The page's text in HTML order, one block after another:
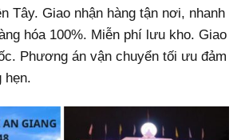
Tây. Giao nhận hàng tận nơi, nhanh
hóa 100%. Miễn phí lưu kho. Giao
Phương án vận chuyển tối ưu đảm
hẹn.